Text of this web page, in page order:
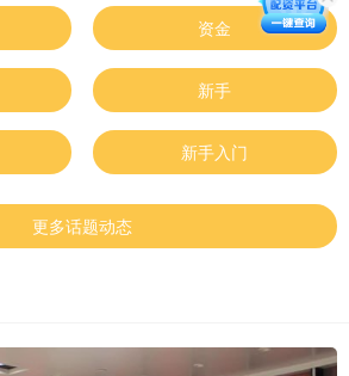
资金
新手
新手入门
更多话题动态